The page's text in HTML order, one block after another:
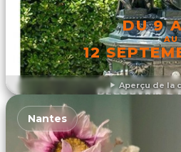
Aperçu de la
DU 9
AU
12
DÉCOUVRIR
Nantes